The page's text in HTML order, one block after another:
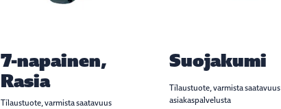
7-napainen,
Rasia
Tilaustuote, varmista saatavuus
Suojakumi
Tilaustuote, varmista saatavuus
asiakaspalvelusta